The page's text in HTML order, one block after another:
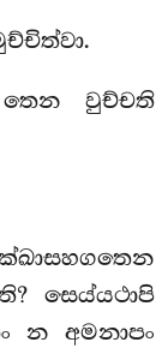
වුච්චති
සෙය්යථාපි
න අමනාපං